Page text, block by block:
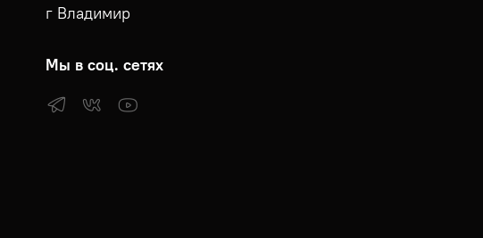
г Владимир
Мы в соц. сетях